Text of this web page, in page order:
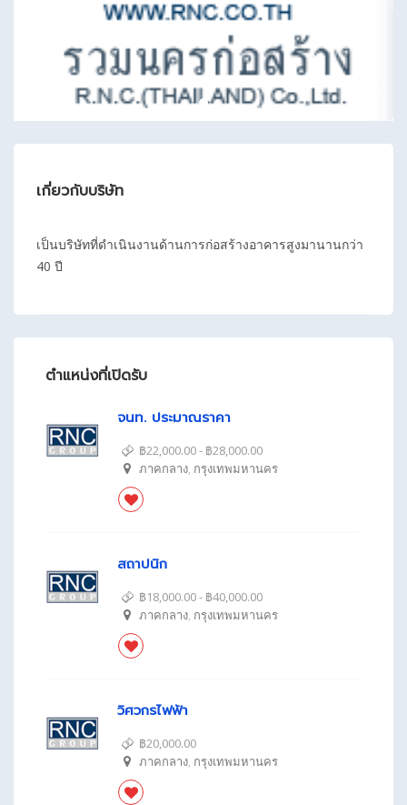
เกี่ยวกับบริษัท
เป็นบริษัทที่ดำเนินงานด้านการก่อสร้างอาคารสูงมานานกว่า
40 ปี
ตำแหน่งที่เปิดรับ
จนท. ประมาณราคา
฿22,000.00 - ฿28,000.00
ภาคกลาง, กรุงเทพมหานคร
สถาปนิก
฿18,000.00 - ฿40,000.00
ภาคกลาง, กรุงเทพมหานคร
วิศวกรไฟฟ้า
฿20,000.00
ภาคกลาง, กรุงเทพมหานคร